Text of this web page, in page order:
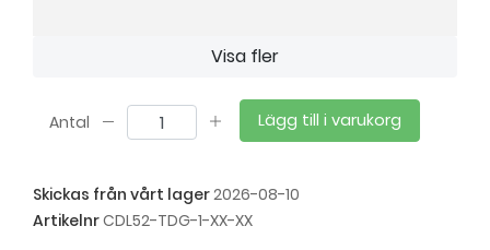
Visa fler
Antal Lägg till i varukorg
Skickas från vårt lager2026-08-10
ArtikelnrCDL52-TDG-1-XX-XX